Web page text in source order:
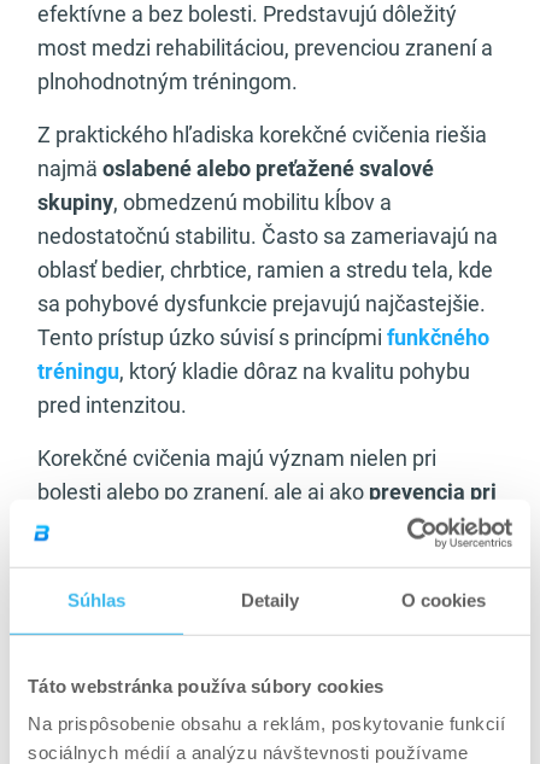
Súhlas Detaily O cookies
Táto webstránka používa súbory cookies
Na prispôsobenie obsahu a reklám, poskytovanie funkcií
sociálnych médií a analýzu návštevnosti používame
efektívne a bez bolesti. Predstavujú dôležitý
most medzi rehabilitáciou, prevenciou zranení a
plnohodnotným tréningom.
Z praktického hľadiska korekčné cvičenia riešia
najmä oslabené alebo preťažené svalové
skupiny, obmedzenú mobilitu kĺbov a
nedostatočnú stabilitu. Často sa zameriavajú na
oblasť bedier, chrbtice, ramien a stredu tela, kde
sa pohybové dysfunkcie prejavujú najčastejšie.
Tento prístup úzko súvisí s princípmi funkčného
tréningu, ktorý kladie dôraz na kvalitu pohybu
pred intenzitou.
Korekčné cvičenia majú význam nielen pri
bolesti alebo po zranení, ale aj ako prevencia pri
pravidelnom tréningu
. Zaradením jednoduchých
sa dá výrazne znížiť riziko preťaženia a zlepšiť
technika základných cvikov. Práve prepojenie
článkuako zlepšiť stabilitu a rovnováhu pri
cvičení.